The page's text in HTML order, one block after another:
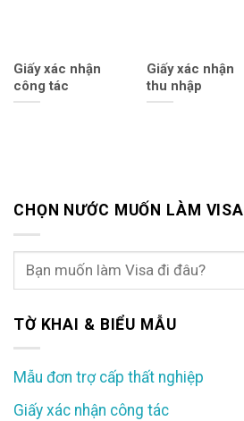
Giấy xác nhận
công tác
Giấy xác nhận
thu nhập
CHỌN NƯỚC MUỐN LÀM VISA
TỜ KHAI & BIỂU MẪU
Mẫu đơn trợ cấp thất nghiệp
Giấy xác nhận công tác